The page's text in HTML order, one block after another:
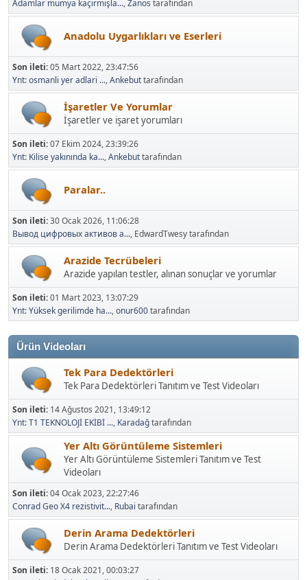
Son ileti:05 Mart 2022, 23:47:56
Ynt: osmanli yer adlari ...,Ankebut
İşaretler Ve Yorumlar
İşaretler ve işaret yorumları
Son ileti:07 Ekim 2024, 23:39:26
Ynt: Kilise yakınında ka...,Ankebut
Son ileti:30 Ocak 2026, 11:06:28
Вывод цифровых активов а..., EdwardTwesy tarafından
Arazide Tecrübeleri
Arazide yapılan testler, alınan sonuçlar ve yorumlar
Son ileti:01 Mart 2023, 13:07:29
Ynt: Yüksek gerilimde ha...,onur600
Ürün Videoları
Tek Para Dedektörleri
Tek Para Dedektörleri Tanıtım ve Test Videoları
Son ileti:14 Ağustos 2021, 13:49:12
Ynt: T1 TEKNOLOJİ EKİBİ ..., Karadağtarafından
Yer Altı Görüntüleme Sistemleri
Yer Altı Görüntüleme Sistemleri Tanıtım ve Test
Videoları
Son ileti:04 Ocak 2023, 22:27:46
Conrad Geo X4 rezistivit...,Rubaitarafından
Derin Arama Dedektörleri
Derin Arama Dedektörleri Tanıtım ve Test Videoları
Son ileti:18 Ocak 2021, 00:03:27
Ynt: Pulse dedektörler,AlbayTrtarafından